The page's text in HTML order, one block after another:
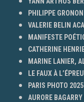
PHILIPPE
VALERIE BELIN
MANIFESTE
CATHERINE
MARINE LANIER,
LE FAUX À
PARIS PHOTO 2025
AURORE